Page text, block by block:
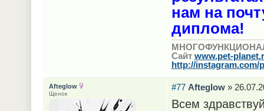
нам на
диплома!
Сайт www.pet-
http://instagram.com/
#77 Afteglow»
Всем
Afteglow
Щенок